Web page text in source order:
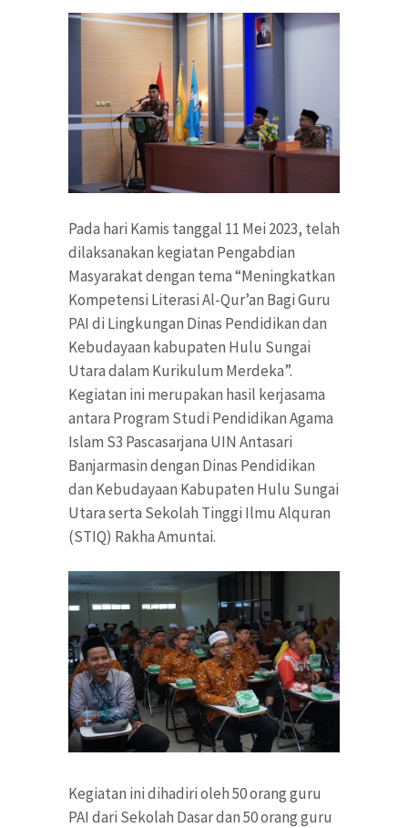
Pada hari Kamis tanggal 11 Mei 2023, telah
dilaksanakan kegiatan Pengabdian
Masyarakat dengan tema “Meningkatkan
Kompetensi Literasi Al-Qur’an Bagi Guru
PAI di Lingkungan Dinas Pendidikan dan
Kebudayaan kabupaten Hulu Sungai
Utara dalam Kurikulum Merdeka”.
Kegiatan ini merupakan hasil kerjasama
antara Program Studi Pendidikan Agama
Islam S3 Pascasarjana UIN Antasari
Banjarmasin dengan Dinas Pendidikan
dan Kebudayaan Kabupaten Hulu Sungai
Utara serta Sekolah Tinggi Ilmu Alquran
(STIQ) Rakha Amuntai.
Kegiatan ini dihadiri oleh 50 orang guru
PAI dari Sekolah Dasar dan 50 orang guru